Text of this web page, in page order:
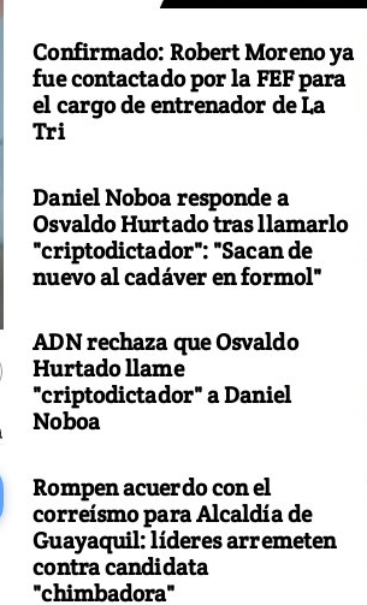
Confirmado: Robert Moreno ya
fue contactado por la FEF para
el cargo de entrenador de La
Tri
Daniel Noboa responde a
Osvaldo Hurtado tras llamarlo
"criptodictador": "Sacan de
nuevo al cadáver en formol"
ADN rechaza que Osvaldo
Hurtado llame
"criptodictador" a Daniel
Noboa
Rompen acuerdo con el
correísmo para Alcaldía de
Guayaquil: líderes arremeten
contra candidata
"chimbadora"